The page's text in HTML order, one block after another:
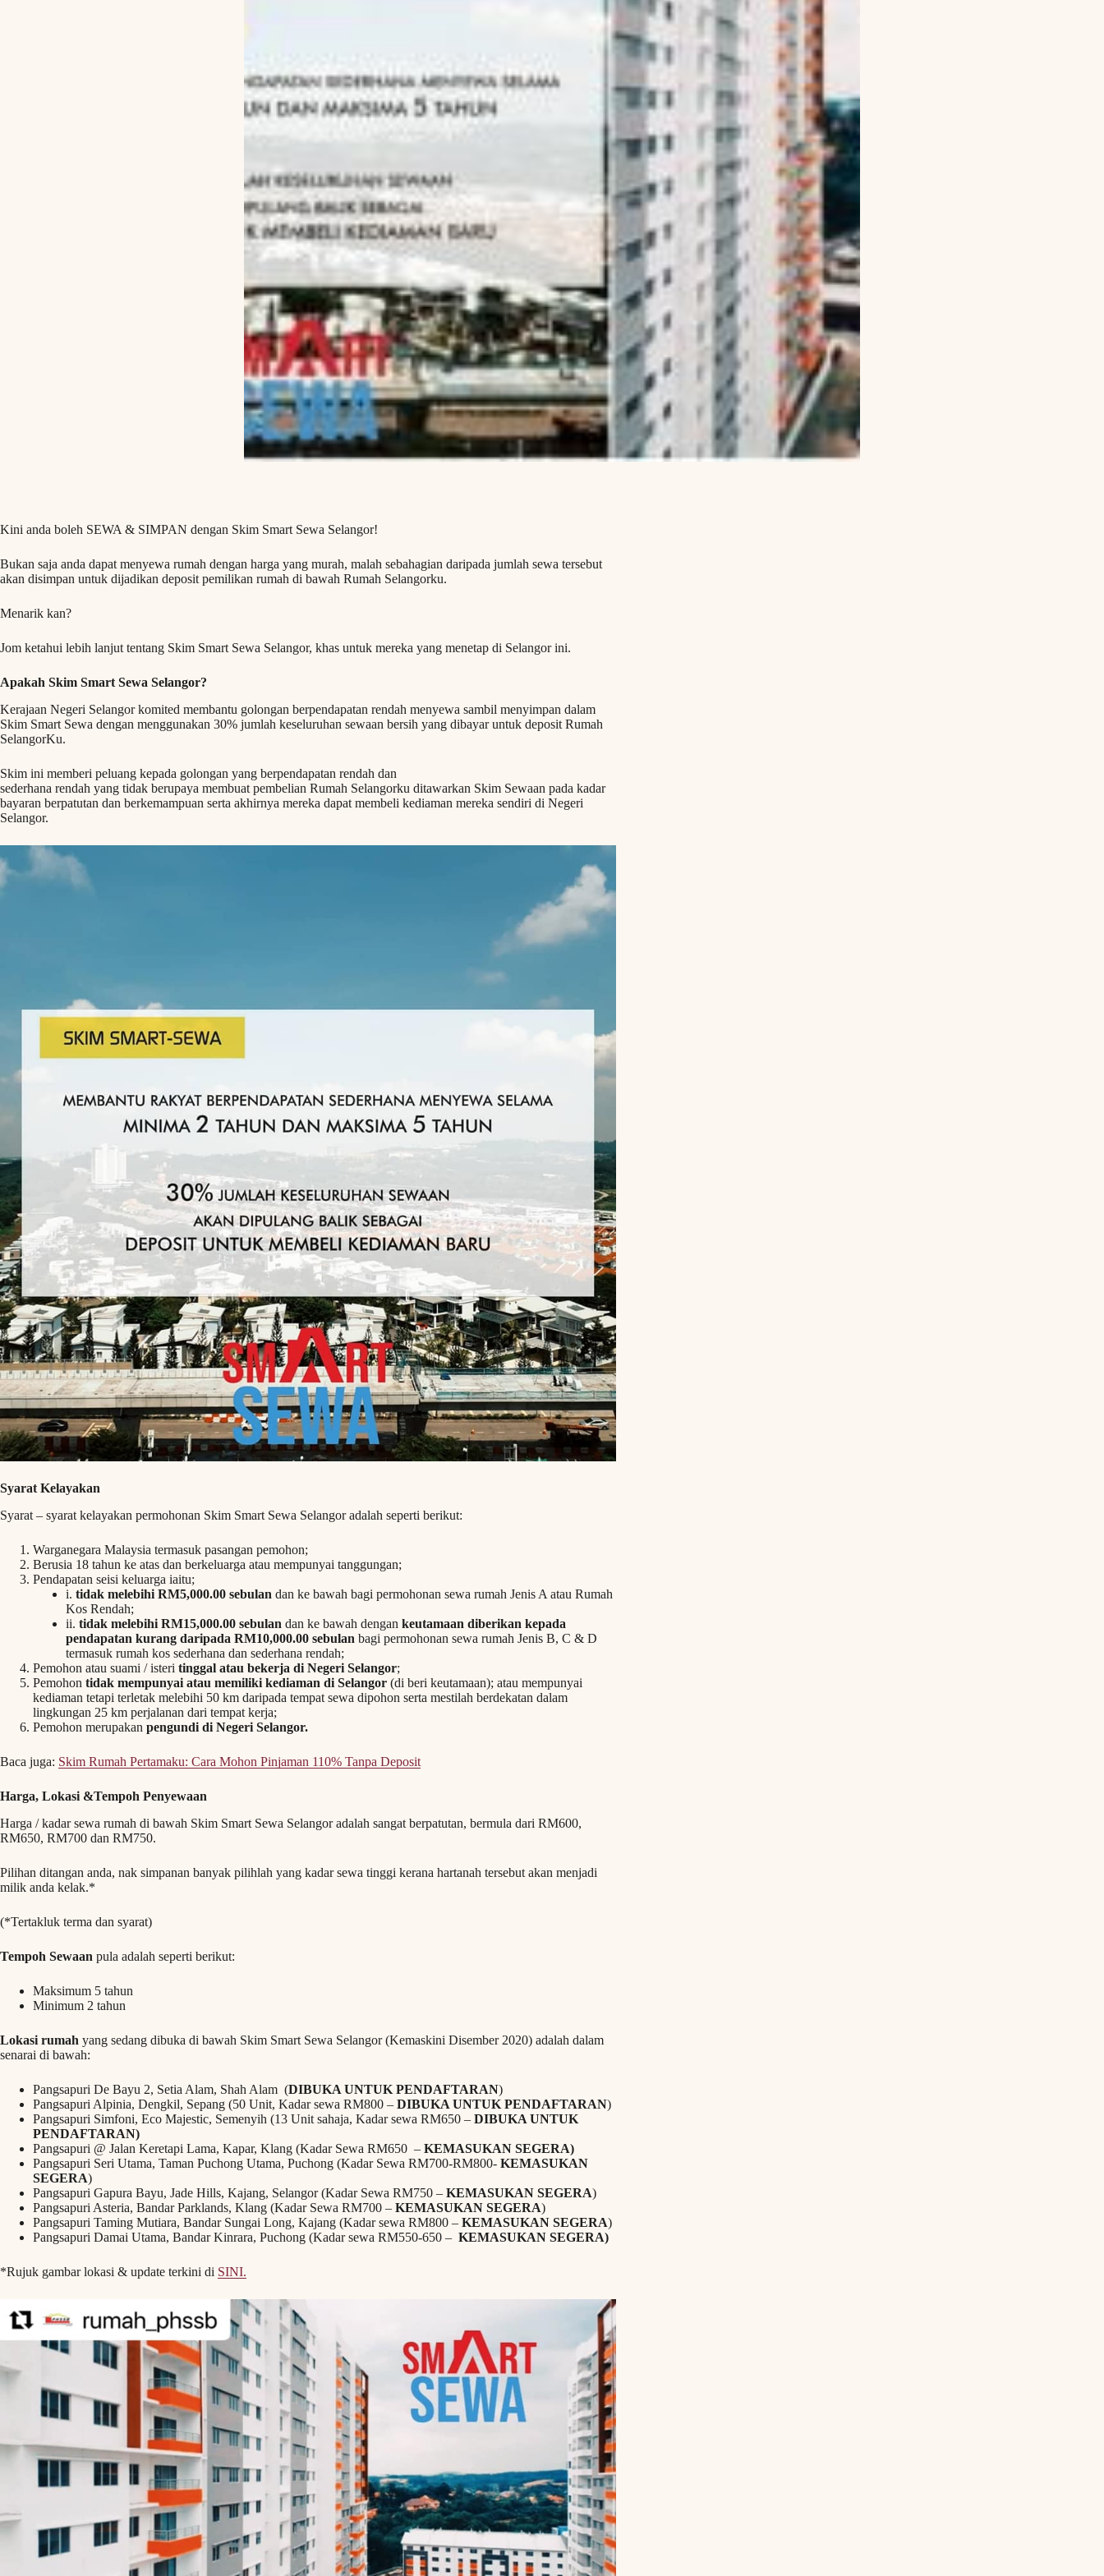
Kini anda boleh SEWA & SIMPAN dengan Skim Smart Sewa Selangor!
Bukan saja anda dapat menyewa rumah dengan harga yang murah, malah sebahagian daripada jumlah sewa tersebut
akan disimpan untuk dijadikan deposit pemilikan rumah di bawah Rumah Selangorku.
Menarik kan?
Jom ketahui lebih lanjut tentang Skim Smart Sewa Selangor, khas untuk mereka yang menetap di Selangor ini.
Apakah Skim Smart Sewa Selangor?
Kerajaan Negeri Selangor komited membantu golongan berpendapatan rendah menyewa sambil menyimpan dalam
Skim Smart Sewa dengan menggunakan 30% jumlah keseluruhan sewaan bersih yang dibayar untuk deposit Rumah
SelangorKu.
Skim ini memberi peluang kepada golongan yang berpendapatan rendah dan
sederhana rendah yang tidak berupaya membuat pembelian Rumah Selangorku ditawarkan Skim Sewaan pada kadar
bayaran berpatutan dan berkemampuan serta akhirnya mereka dapat membeli kediaman mereka sendiri di Negeri
Selangor.
Syarat Kelayakan
Syarat – syarat kelayakan permohonan Skim Smart Sewa Selangor adalah seperti berikut:
Warganegara Malaysia termasuk pasangan pemohon;
Berusia 18 tahun ke atas dan berkeluarga atau mempunyai tanggungan;
Pendapatan seisi keluarga iaitu;
i. tidak melebihi RM5,000.00 sebulan dan ke bawah bagi permohonan sewa rumah Jenis A atau Rumah
Kos Rendah;
ii. tidak melebihi RM15,000.00 sebulan dan ke bawah dengan keutamaan diberikan kepada
pendapatan kurang daripada RM10,000.00 sebulan bagi permohonan sewa rumah Jenis B, C & D
termasuk rumah kos sederhana dan sederhana rendah;
Pemohon atau suami / isteri tinggal atau bekerja di Negeri Selangor;
Pemohon tidak mempunyai atau memiliki kediaman di Selangor (di beri keutamaan); atau mempunyai
kediaman tetapi terletak melebihi 50 km daripada tempat sewa dipohon serta mestilah berdekatan dalam
lingkungan 25 km perjalanan dari tempat kerja;
Pemohon merupakan pengundi di Negeri Selangor.
Baca juga: Skim Rumah Pertamaku: Cara Mohon Pinjaman 110% Tanpa Deposit
Harga, Lokasi &Tempoh Penyewaan
Harga / kadar sewa rumah di bawah Skim Smart Sewa Selangor adalah sangat berpatutan, bermula dari RM600,
RM650, RM700 dan RM750.
Pilihan ditangan anda, nak simpanan banyak pilihlah yang kadar sewa tinggi kerana hartanah tersebut akan menjadi
milik anda kelak.*
(*Tertakluk terma dan syarat)
Tempoh Sewaan pula adalah seperti berikut:
Maksimum 5 tahun
Minimum 2 tahun
Lokasi rumah yang sedang dibuka di bawah Skim Smart Sewa Selangor (Kemaskini Disember 2020) adalah dalam
senarai di bawah:
Pangsapuri De Bayu 2, Setia Alam, Shah Alam (DIBUKA UNTUK PENDAFTARAN)
Pangsapuri Alpinia, Dengkil, Sepang (50 Unit, Kadar sewa RM800 – DIBUKA UNTUK PENDAFTARAN)
Pangsapuri Simfoni, Eco Majestic, Semenyih (13 Unit sahaja, Kadar sewa RM650 – DIBUKA UNTUK
PENDAFTARAN)
Pangsapuri @ Jalan Keretapi Lama, Kapar, Klang (Kadar Sewa RM650 – KEMASUKAN SEGERA)
Pangsapuri Seri Utama, Taman Puchong Utama, Puchong (Kadar Sewa RM700-RM800- KEMASUKAN
SEGERA)
Pangsapuri Gapura Bayu, Jade Hills, Kajang, Selangor (Kadar Sewa RM750 – KEMASUKAN SEGERA)
Pangsapuri Asteria, Bandar Parklands, Klang (Kadar Sewa RM700 – KEMASUKAN SEGERA)
Pangsapuri Taming Mutiara, Bandar Sungai Long, Kajang (Kadar sewa RM800 – KEMASUKAN SEGERA)
Pangsapuri Damai Utama, Bandar Kinrara, Puchong (Kadar sewa RM550-650 – KEMASUKAN SEGERA)
*Rujuk gambar lokasi & update terkini di SINI.